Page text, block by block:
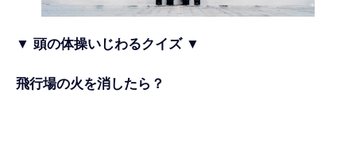
▼ 頭の体操いじわるクイズ ▼
飛行場の火を消したら？